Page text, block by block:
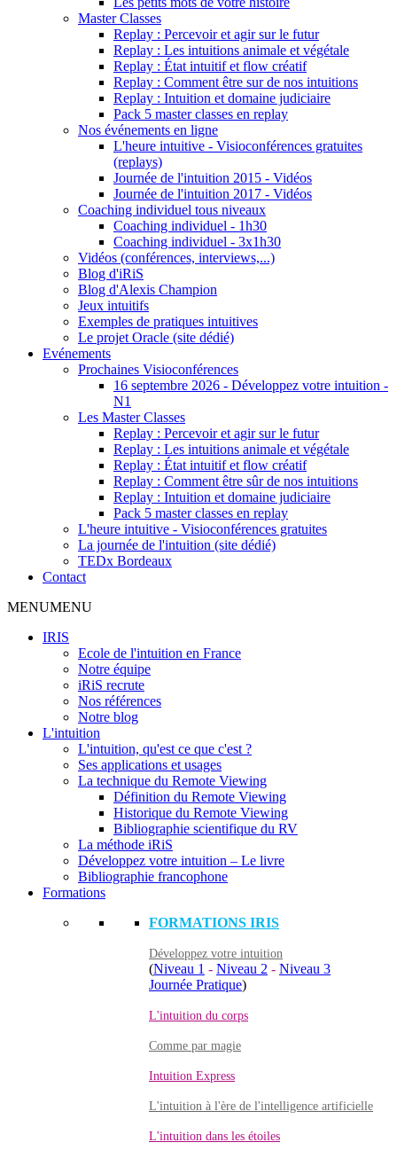
Master Classes
Replay : Percevoir et agir sur le futur
Replay : Les intuitions animale et végétale
Replay : État intuitif et flow créatif
Replay : Comment être sur de nos intuitions
Replay : Intuition et domaine judiciaire
Pack 5 master classes en replay
Nos événements en ligne
L'heure intuitive - Visioconférences gratuites
(replays)
Journée de l'intuition 2015 - Vidéos
Journée de l'intuition 2017 - Vidéos
Coaching individuel tous niveaux
Coaching individuel - 1h30
Coaching individuel - 3x1h30
Vidéos (conférences, interviews,...)
Blog d'iRiS
Blog d'Alexis Champion
Jeux intuitifs
Exemples de pratiques intuitives
Le projet Oracle (site dédié)
Evénements
Prochaines Visioconférences
16 septembre 2026 - Développez votre intuition -
N1
Les Master Classes
Replay : Percevoir et agir sur le futur
Replay : Les intuitions animale et végétale
Replay : État intuitif et flow créatif
Replay : Comment être sûr de nos intuitions
Replay : Intuition et domaine judiciaire
Pack 5 master classes en replay
L'heure intuitive - Visioconférences gratuites
La journée de l'intuition (site dédié)
TEDx Bordeaux
Contact
MENUMENU
IRIS
Ecole de l'intuition en France
Notre équipe
iRiS recrute
Nos références
Notre blog
L'intuition
L'intuition, qu'est ce que c'est ?
Ses applications et usages
La technique du Remote Viewing
Définition du Remote Viewing
Historique du Remote Viewing
Bibliographie scientifique du RV
La méthode iRiS
Développez votre intuition – Le livre
Bibliographie francophone
Formations
FORMATIONS IRIS
Développez votre intuition
(Niveau 1 - Niveau 2 - Niveau 3
Journée Pratique)
L'intuition du corps
Comme par magie
Intuition Express
L'intuition à l'ère de l'intelligence artificielle
L'intuition dans les étoiles